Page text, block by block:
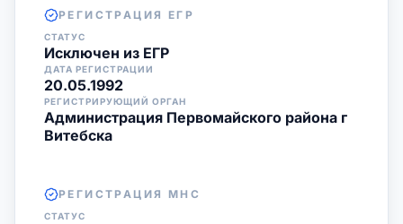
РЕГИСТРАЦИЯ ЕГР
СТАТУС
Исключен из ЕГР
ДАТА РЕГИСТРАЦИИ
20.05.1992
РЕГИСТРИРУЮЩИЙ ОРГАН
Администрация Первомайского района г
Витебска
РЕГИСТРАЦИЯ МНС
СТАТУС